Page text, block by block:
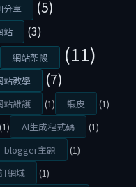
分享 (5)
站 (3)
網站架設 (11)
站教學 (7)
站維護 (1) 蝦皮
(1)
(1) AI生成程式碼
(1)
blogger主題
(1)
網域
(1)